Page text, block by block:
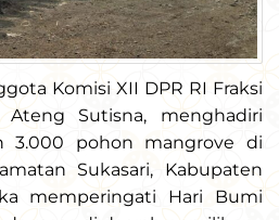
Komisi XII DPR RI Fraksi
Sutisna, menghadiri
3.000 pohon mangrove di
Sukasari, Kabupaten
memperingati Hari Bumi